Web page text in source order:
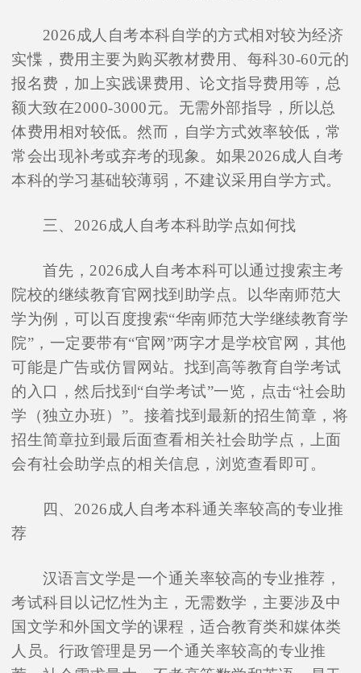
2026成人自考本科自学的方式相对较为经济
实惵，费用主要为购买教材费用、每科30-60元的
报名费，加上实践课费用、论文指导费用等，总
额大致在2000-3000元。无需外部指导，所以总
体费用相对较低。然而，自学方式效率较低，常
常会出现补考或弃考的现象。如果2026成人自考
本科的学习基础较薄弱，不建议采用自学方式。
三、2026成人自考本科助学点如何找
首先，2026成人自考本科可以通过搜索主考
院校的继续教育官网找到助学点。以华南师范大
学为例，可以百度搜索“华南师范大学继续教育学
院”，一定要带有“官网”两字才是学校官网，其他
可能是广告或仿冒网站。找到高等教育自学考试
的入口，然后找到“自学考试”一览，点击“社会助
学（独立办班）”。接着找到最新的招生简章，将
招生简章拉到最后面查看相关社会助学点，上面
会有社会助学点的相关信息，浏览查看即可。
四、2026成人自考本科通关率较高的专业推
荐
汉语言文学是一个通关率较高的专业推荐，
考试科目以记忆性为主，无需数学，主要涉及中
国文学和外国文学的课程，适合教育类和媒体类
人员。行政管理是另一个通关率较高的专业推